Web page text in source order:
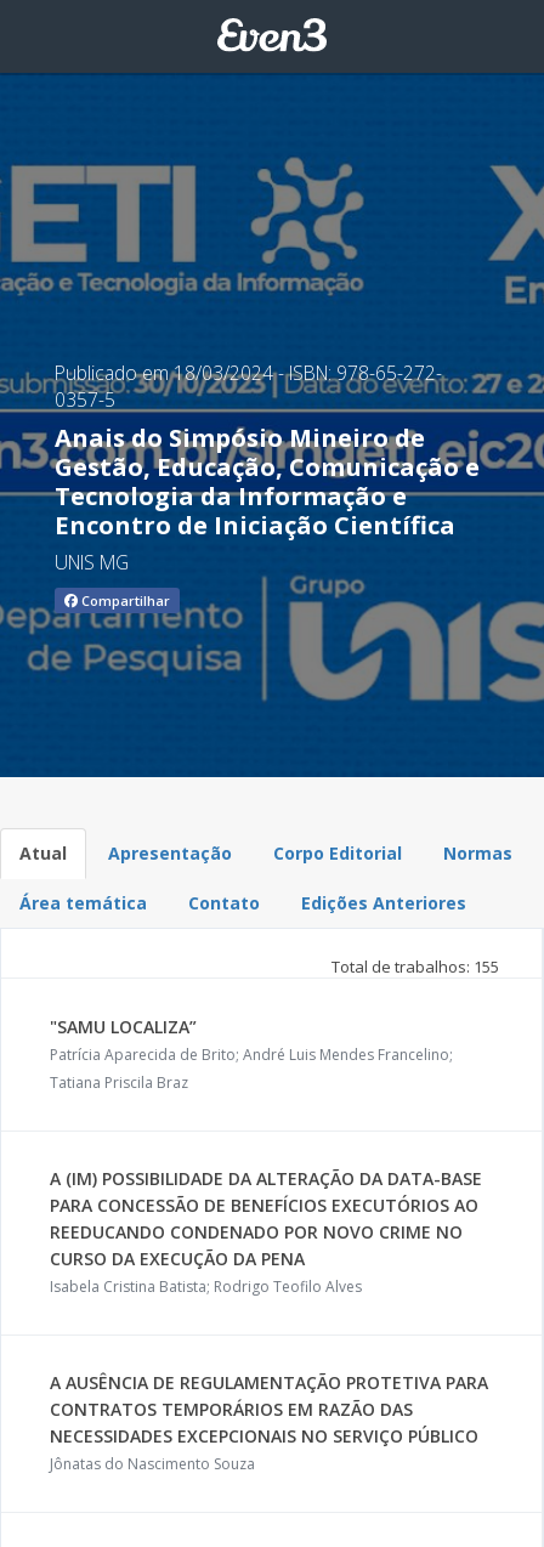
Publicado em 18/03/2024- ISBN: 978-65-272-
0357-5
Anais do Simpósio Mineiro de
Gestão, Educação, Comunicação e
Tecnologia da Informação e
Encontro de Iniciação Científica
UNIS MG
Compartilhar
Atual Apresentação Corpo Editorial Normas
Área temática Contato Edições Anteriores
Total de trabalhos: 155
"SAMU LOCALIZA”
Patrícia Aparecida de Brito; André Luis Mendes Francelino;
Tatiana Priscila Braz
A (IM) POSSIBILIDADE DA ALTERAÇÃO DA DATA-BASE
PARA CONCESSÃO DE BENEFÍCIOS EXECUTÓRIOS AO
REEDUCANDO CONDENADO POR NOVO CRIME NO
CURSO DA EXECUÇÃO DA PENA
Isabela Cristina Batista; Rodrigo Teofilo Alves
A AUSÊNCIA DE REGULAMENTAÇÃO PROTETIVA PARA
CONTRATOS TEMPORÁRIOS EM RAZÃO DAS
NECESSIDADES EXCEPCIONAIS NO SERVIÇO PÚBLICO
Jônatas do Nascimento Souza